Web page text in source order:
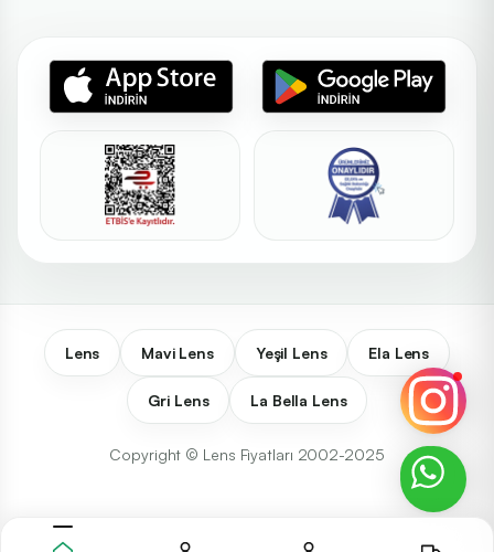
Lens Mavi Lens Yeşil Lens Ela Lens
Gri Lens La Bella Lens
Copyright © Lens Fiyatları 2002-2025